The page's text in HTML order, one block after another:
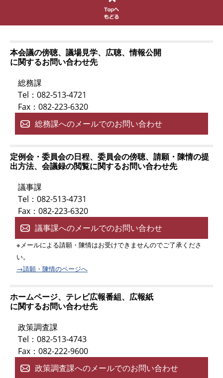
本会議の傍聴、議場見学、広聴、情報公開
に関するお問い合わせ先
総務課
Tel：082-513-4721
Fax：082-223-6320
総務課へのメールでのお問い合わせ
定例会・委員会の日程、委員会の傍聴、請願・陳情の提
出方法、会議録の閲覧に関するお問い合わせ先
議事課
Tel：082-513-4731
Fax：082-223-6320
議事課へのメールでのお問い合わせ
※メールによる請願・陳情はお受けできませんのでご了承くださ
い。
→請願・陳情のページへ
ホームページ、テレビ広報番組、広報紙
に関するお問い合わせ先
政策調査課
Tel：082-513-4743
Fax：082-222-9600
政策調査課へのメールでのお問い合わせ